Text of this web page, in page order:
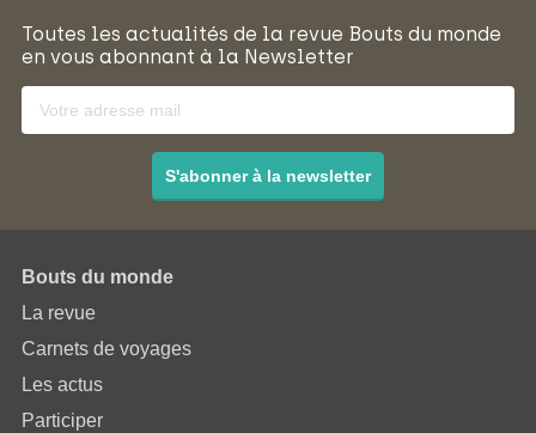
Toutes les actualités de la revue Bouts du monde
en vous abonnant à la Newsletter
S'abonner à la newsletter
Bouts du monde
La revue
Carnets de voyages
Les actus
Participer